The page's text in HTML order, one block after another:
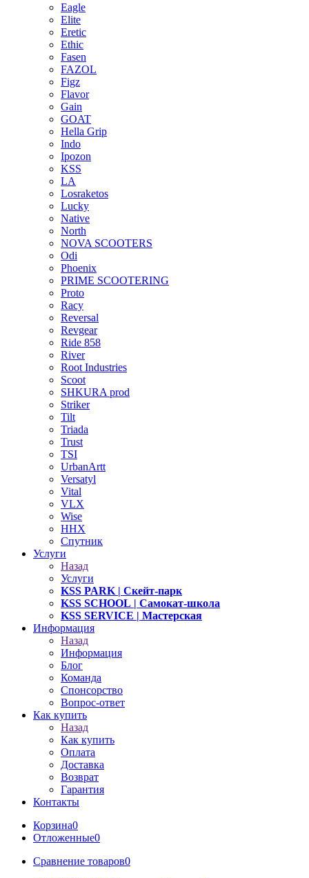
Eagle
Elite
Eretic
Ethic
Fasen
FAZOL
Figz
Flavor
Gain
GOAT
Hella Grip
Indo
Ipozon
KSS
LA
Losraketos
Lucky
Native
North
NOVA SCOOTERS
Odi
Phoenix
PRIME SCOOTERING
Proto
Racy
Reversal
Revgear
Ride 858
River
Root Industries
Scoot
SHKURA рrоd
Striker
Tilt
Triada
Trust
TSI
UrbanArtt
Versatyl
Vital
VLX
Wise
ННХ
Спутник
Услуги
Назад
Услуги
KSS PARK | Скейт-парк
KSS SCHOOL | Самокат-школа
KSS SERVICE | Мастерская
Информация
Назад
Информация
Блог
Команда
Спонсорство
Вопрос-ответ
Как купить
Назад
Как купить
Оплата
Доставка
Возврат
Гарантия
Контакты
Корзина0
Отложенные0
Сравнение товаров0